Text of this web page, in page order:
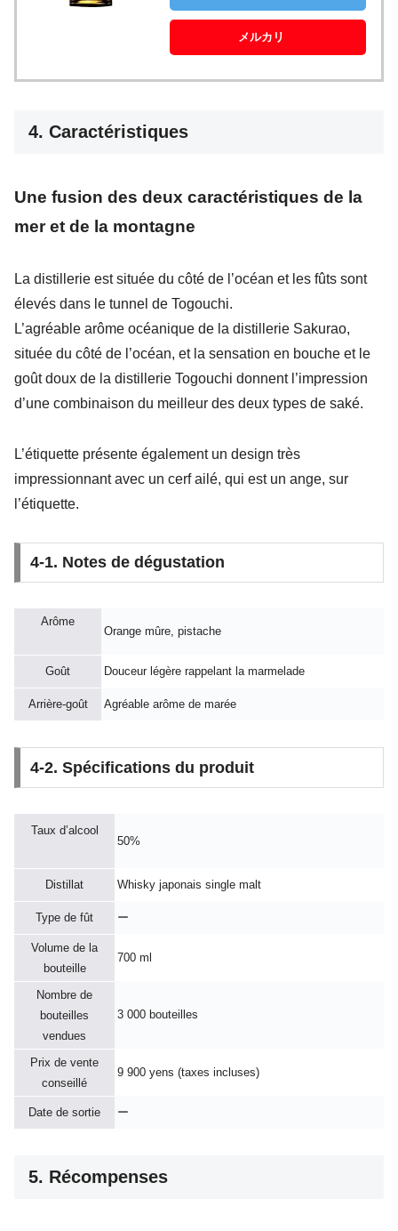
メルカリ
4. Caractéristiques
Une fusion des deux caractéristiques de la
mer et de la montagne
La distillerie est située du côté de l’océan et les fûts sont
élevés dans le tunnel de Togouchi.
L’agréable arôme océanique de la distillerie Sakurao,
située du côté de l’océan, et la sensation en bouche et le
goût doux de la distillerie Togouchi donnent l’impression
d’une combinaison du meilleur des deux types de saké.
L’étiquette présente également un design très
impressionnant avec un cerf ailé, qui est un ange, sur
l’étiquette.
4-1. Notes de dégustation
Arôme
Orange mûre, pistache
Goût Douceur légère rappelant la marmelade
Arrière-goût Agréable arôme de marée
4-2. Spécifications du produit
Taux d’alcool
50%
Distillat Whisky japonais single malt
Type de fût ー
Volume de la
bouteille
700 ml
Nombre de
bouteilles
vendues
3 000 bouteilles
Prix de vente
conseillé
9 900 yens (taxes incluses)
Date de sortie ー
5. Récompenses